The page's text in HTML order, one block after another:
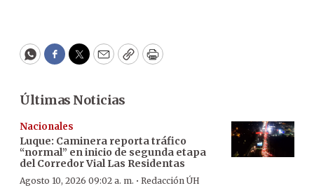
WhatsApp
Facebook
Twitter
EmailCopyPrint
Últimas Noticias
Nacionales
Luque: Caminera reporta tráfico
“normal” en inicio de segunda etapa
del Corredor Vial Las Residentas
Agosto 10, 2026 09:02 a. m. · Redacción ÚH